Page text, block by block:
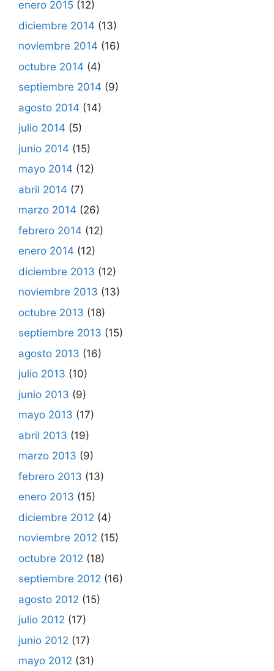
enero 2015 (12)
diciembre 2014 (13)
noviembre 2014 (16)
octubre 2014 (4)
septiembre 2014 (9)
agosto 2014 (14)
julio 2014 (5)
junio 2014 (15)
mayo 2014 (12)
abril 2014 (7)
marzo 2014 (26)
febrero 2014 (12)
enero 2014 (12)
diciembre 2013 (12)
noviembre 2013 (13)
octubre 2013 (18)
septiembre 2013 (15)
agosto 2013 (16)
julio 2013 (10)
junio 2013 (9)
mayo 2013 (17)
abril 2013 (19)
marzo 2013 (9)
febrero 2013 (13)
enero 2013 (15)
diciembre 2012 (4)
noviembre 2012 (15)
octubre 2012 (18)
septiembre 2012 (16)
agosto 2012 (15)
julio 2012 (17)
junio 2012 (17)
mayo 2012 (31)